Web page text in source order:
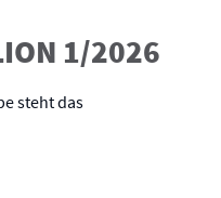
1/2026
steht das